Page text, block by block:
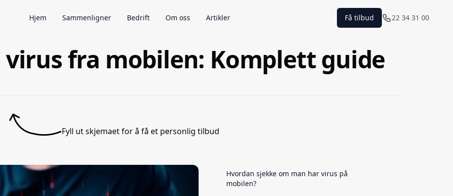
Hjem Sammenligner Bedrift Om oss Artikler Få tilbud 22 34 31 00
fra mobilen: Komplett guide
Fyll ut skjemaet for å få et personlig tilbud
Hvordan sjekke om man har virus på
mobilen?